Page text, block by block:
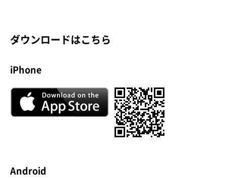
ダウンロードはこちら
iPhone
Android